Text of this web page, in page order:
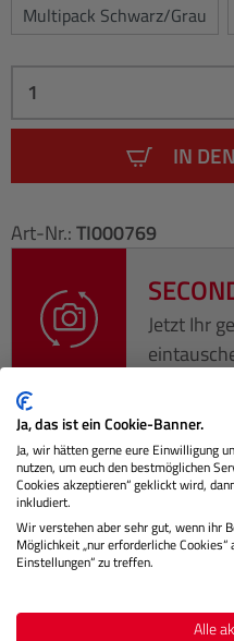
Multipack Schwarz/Grau
IN
Art-Nr.:TI000769
Jetzt Ihr
Beschreibung
Herstellerinformationen
Bewertungen
Ja, das ist ein Cookie-Banner.
Ja, wir hätten gerne eure Einwilligung
nutzen, um euch den bestmöglichen
Cookies akzeptieren“ geklickt wird,
inkludiert.
Wir verstehen aber sehr gut, wenn ihr
Möglichkeit „nur erforderliche
Einstellungen“ zu treffen.
Alle